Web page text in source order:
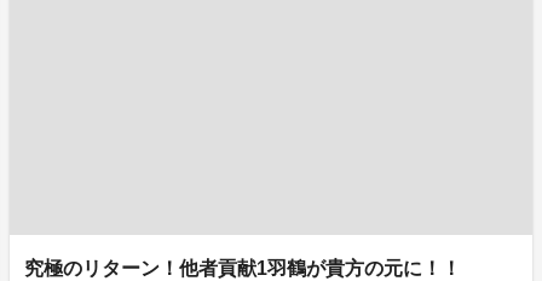
究極のリターン！他者貢献1羽鶴が貴方の元に！！